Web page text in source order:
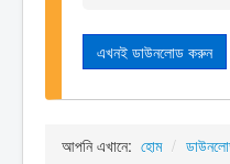
এখনই ডাউনলোড করুন
আপনি এখানে: হোম /